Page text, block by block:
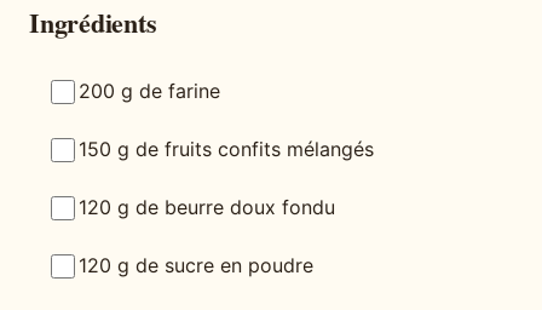
Ingrédients
200 g de farine
150 g de fruits confits mélangés
120 g de beurre doux fondu
120 g de sucre en poudre